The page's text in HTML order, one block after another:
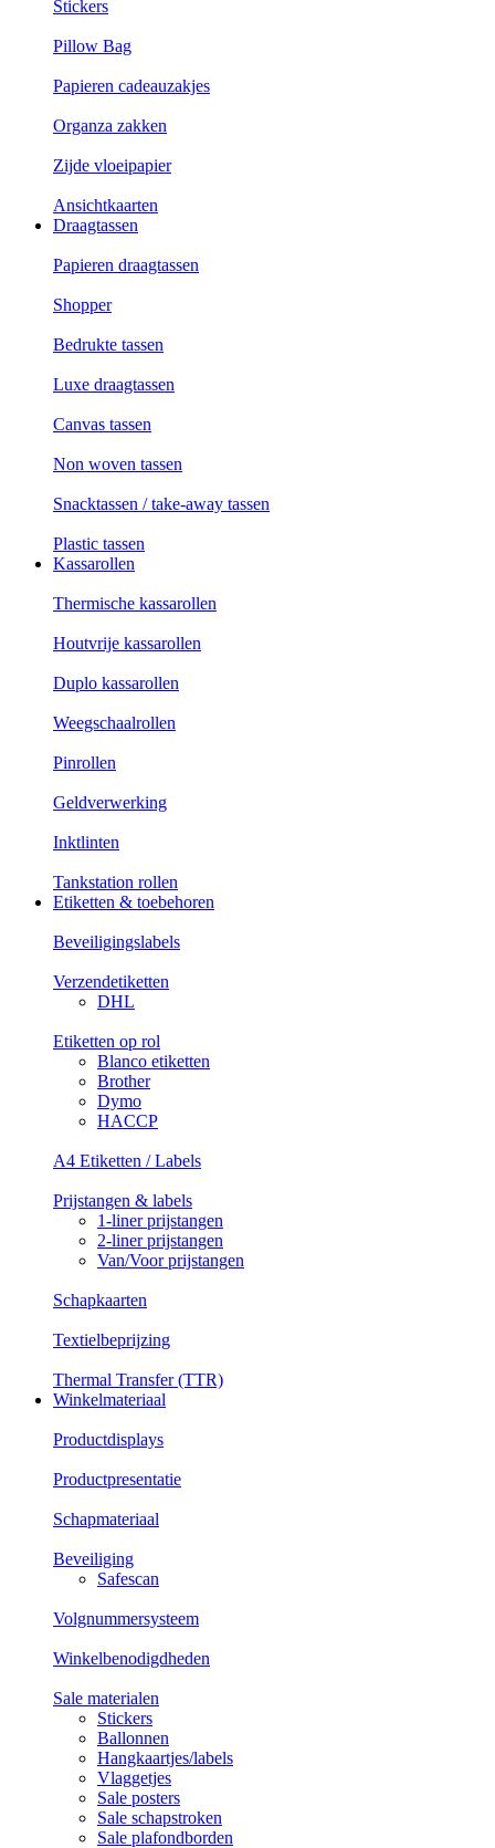
Stickers
Pillow Bag
Papieren cadeauzakjes
Organza zakken
Zijde vloeipapier
Ansichtkaarten
Draagtassen
Papieren draagtassen
Shopper
Bedrukte tassen
Luxe draagtassen
Canvas tassen
Non woven tassen
Snacktassen / take-away tassen
Plastic tassen
Kassarollen
Thermische kassarollen
Houtvrije kassarollen
Duplo kassarollen
Weegschaalrollen
Pinrollen
Geldverwerking
Inktlinten
Tankstation rollen
Etiketten & toebehoren
Beveiligingslabels
Verzendetiketten
DHL
Etiketten op rol
Blanco etiketten
Brother
Dymo
HACCP
A4 Etiketten / Labels
Prijstangen & labels
1-liner prijstangen
2-liner prijstangen
Van/Voor prijstangen
Schapkaarten
Textielbeprijzing
Thermal Transfer (TTR)
Winkelmateriaal
Productdisplays
Productpresentatie
Schapmateriaal
Beveiliging
Safescan
Volgnummersysteem
Winkelbenodigdheden
Sale materialen
Stickers
Ballonnen
Hangkaartjes/labels
Vlaggetjes
Sale posters
Sale schapstroken
Sale plafondborden